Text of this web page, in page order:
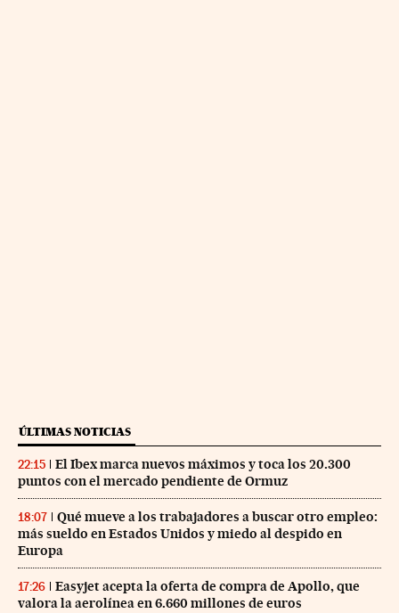
ÚLTIMAS NOTICIAS
22:15
El Ibex marca nuevos máximos y toca los 20.300
puntos con el mercado pendiente de Ormuz
18:07
Qué mueve a los trabajadores a buscar otro empleo:
más sueldo en Estados Unidos y miedo al despido en
Europa
17:26
Easyjet acepta la oferta de compra de Apollo, que
valora la aerolínea en 6.660 millones de euros